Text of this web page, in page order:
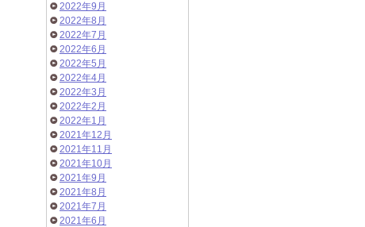
2022年9月
2022年8月
2022年7月
2022年6月
2022年5月
2022年4月
2022年3月
2022年2月
2022年1月
2021年12月
2021年11月
2021年10月
2021年9月
2021年8月
2021年7月
2021年6月